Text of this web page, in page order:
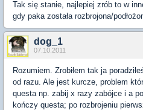
Tak się stanie, najlepiej zrób to w
gdy paka została rozbrojona/
dog_1
07.10.2011
Rozumiem. Zrobiłem tak ja
od razu. Ale jest kurcze, problem
questa np. zabij x razy zabójce i a
kończy questa; po rozbrojeniu